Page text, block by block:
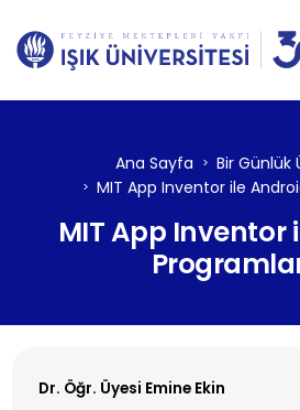
Ana Sayfa
Bir Günlük
MIT App Inventor ile
MIT App Inventor
Dr. Öğr. Üyesi Emine Ekin